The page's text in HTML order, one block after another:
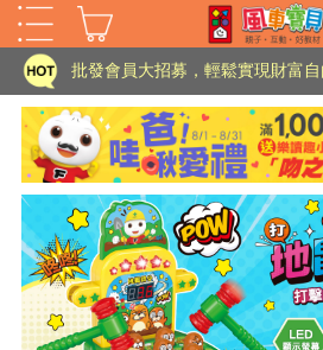
HOT
批發會員大招募，輕鬆實現財富自
老師您好!!幼教會員火熱招募中~
海外購物免煩惱！點我查看『海
批發會員大招募，輕鬆實現財富